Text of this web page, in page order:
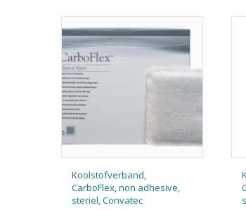
Koolstofverband,
CarboFlex, non adhesive,
steriel, Convatec